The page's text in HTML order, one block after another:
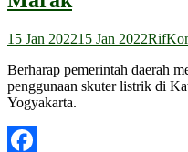
15 Jan 202215 Jan 2022Rif
Berharap pemerintah daerah
penggunaan skuter listrik di
Yogyakarta.